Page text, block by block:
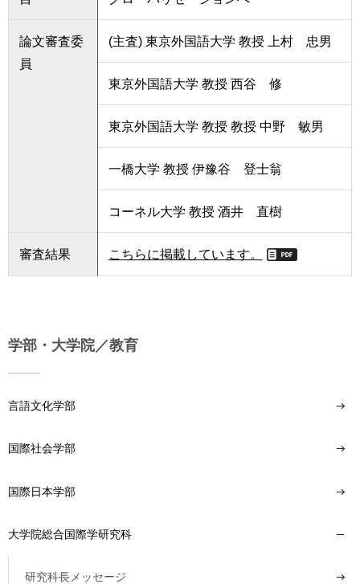
論文審査委
員
(主査) 東京外国語大学 教授 上村 忠男
東京外国語大学 教授 西谷 修
東京外国語大学 教授 教授 中野 敏男
一橋大学 教授 伊豫谷 登士翁
コーネル大学 教授 酒井 直樹
審査結果 こちらに掲載しています。
学部・大学院／教育
言語文化学部
国際社会学部
国際日本学部
大学院総合国際学研究科
研究科長メッセージ